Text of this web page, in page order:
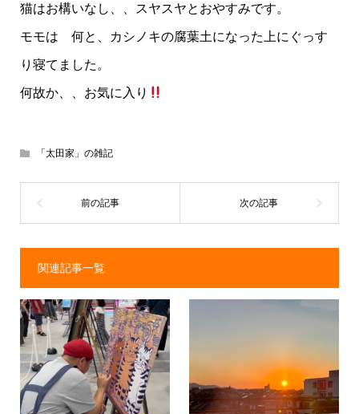
猫はお構いなし、、スヤスヤとおやすみです。
モモは 何と、カシノキの腐葉土になった上にぐっす
り寝てました。
何故か、、お気に入り
「太田家」の雑記
関連記事一覧